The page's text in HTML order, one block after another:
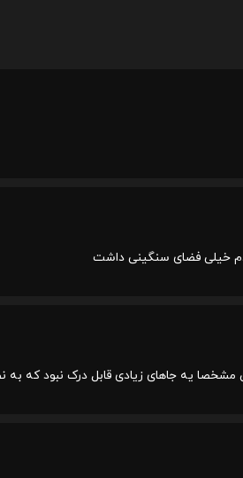
خیلی فضای سنگینی داشت
یه جاهای زیادی قابل درک نبود که به